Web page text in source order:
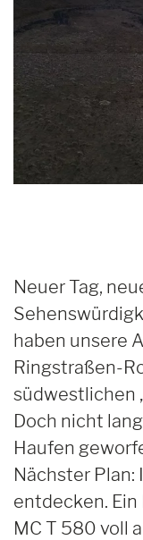
Neuer Tag,
haben unsere
Ringstraßen-
südwestlichen
Doch nicht
Haufen
Nächster Plan:
entdecken. Ein
MC T 580 voll